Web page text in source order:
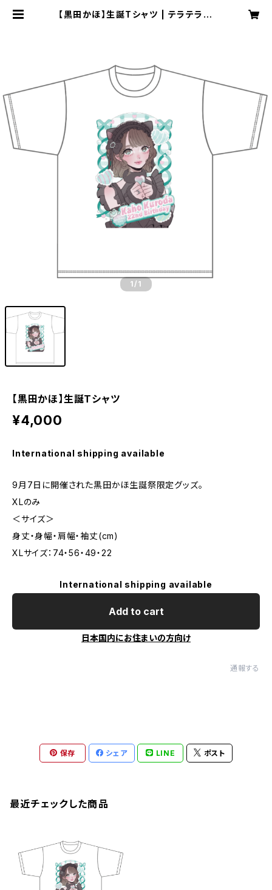
【黒田かほ】生誕Tシャツ | テラテラ O
1 /1
【黒田かほ】生誕Tシャツ
¥4,000
International shipping available
9月7日に開催された黒田かほ生誕祭限定グッズ。
XLのみ
＜サイズ＞
身丈・身幅・肩幅・袖丈(cm)
XLサイズ：74・56・49・22
International shipping available
Add to cart
日本国内にお住まいの方向け
通報する
保存 シェア LINE ポスト
最近チェックした商品